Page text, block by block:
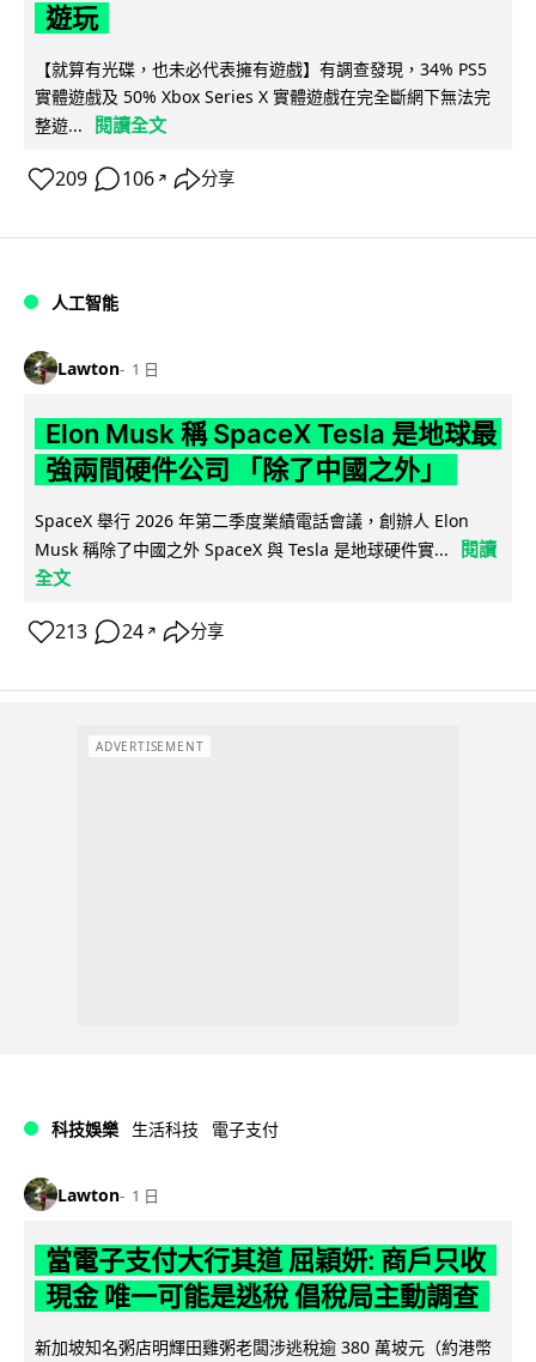
遊玩
【就算有光碟，也未必代表擁有遊戲】有調查發現，34% PS5
實體遊戲及 50% Xbox Series X 實體遊戲在完全斷網下無法完
整遊...
閱讀全文
209 106 ↗ 分享
人工智能
Lawton 1 日
Elon Musk 稱 SpaceX Tesla 是地球最
強兩間硬件公司 「除了中國之外」
SpaceX 舉行 2026 年第二季度業績電話會議，創辦人 Elon
Musk 稱除了中國之外 SpaceX 與 Tesla 是地球硬件實...
閱讀
全文
213 24 ↗ 分享
ADVERTISEMENT
科技娛樂 生活科技 電子支付
Lawton 1 日
當電子支付大行其道 屈穎妍: 商戶只收
現金 唯一可能是逃稅 倡稅局主動調查
新加坡知名粥店明輝田雞粥老闆涉逃稅逾 380 萬坡元（約港幣